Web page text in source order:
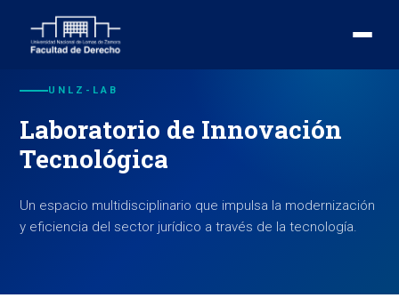
UNLZ-LAB
Laboratorio de Innovación
Tecnológica
Un espacio multidisciplinario que impulsa la modernización
y eficiencia del sector jurídico a través de la tecnología.